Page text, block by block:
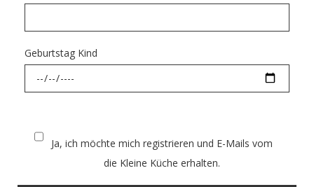
Geburtstag Kind
Ja, ich möchte mich registrieren und E-Mails vom
die Kleine Küche erhalten.